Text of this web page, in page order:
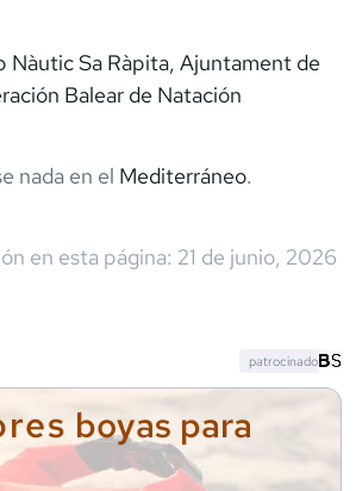
Nàutic Sa Ràpita, Ajuntament de
Balear de Natación
nada en el Mediterráneo.
en esta página: 21 de junio, 2026
boyas para
patrocinado